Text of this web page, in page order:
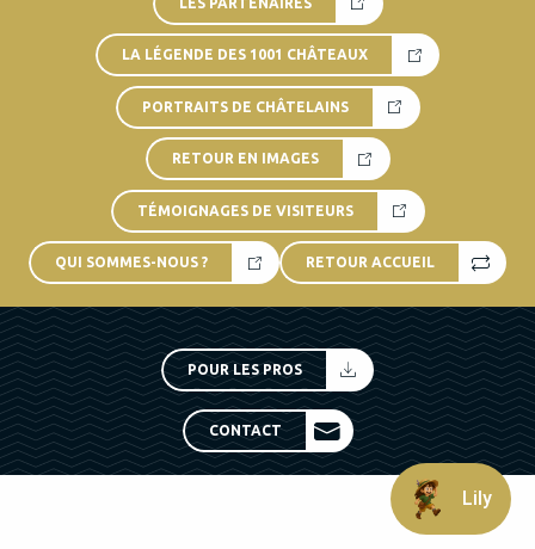
LA LÉGENDE DES 1001 CHÂTEAUX
PORTRAITS DE CHÂTELAINS
RETOUR EN IMAGES
TÉMOIGNAGES DE VISITEURS
QUI SOMMES-NOUS ? RETOUR ACCUEIL
POUR LES PROS
CONTACT
Lily